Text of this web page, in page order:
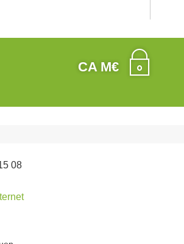
CA M€
08